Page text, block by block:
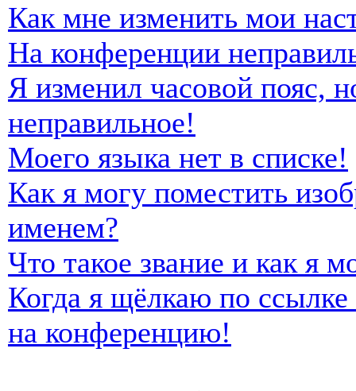
Как мне изменить мои
На конференции
Я изменил часовой пояс,
неправильное!
Моего языка нет в списке!
Как я могу поместить
именем?
Что такое звание и как я
Когда я щёлкаю по
на конференцию!